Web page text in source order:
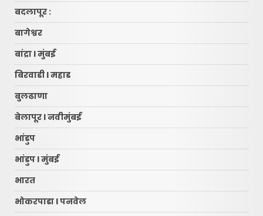
बदलापूर :
बागेश्वर
बांद्रा l मुंबई
बिरवाडी l महाड
बुलढाणा
बेलापूर l नवीमुंबई
भांडुप
भांडुप l मुंबई
भारत
भोकरपाडा l पनवेल